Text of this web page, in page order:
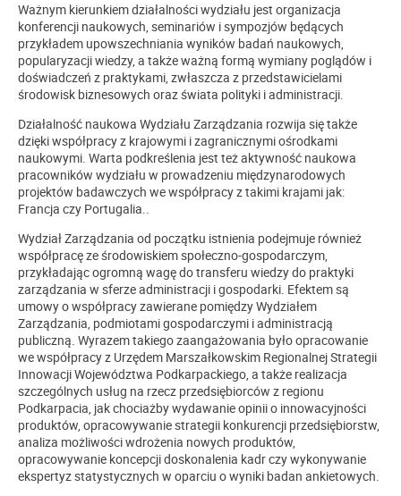
Ważnym kierunkiem działalności wydziału jest organizacja
konferencji naukowych, seminariów i sympozjów będących
przykładem upowszechniania wyników badań naukowych,
popularyzacji wiedzy, a także ważną formą wymiany poglądów i
doświadczeń z praktykami, zwłaszcza z przedstawicielami
środowisk biznesowych oraz świata polityki i administracji.
Działalność naukowa Wydziału Zarządzania rozwija się także
dzięki współpracy z krajowymi i zagranicznymi ośrodkami
naukowymi. Warta podkreślenia jest też aktywność naukowa
pracowników wydziału w prowadzeniu międzynarodowych
projektów badawczych we współpracy z takimi krajami jak:
Francja czy Portugalia..
Wydział Zarządzania od początku istnienia podejmuje również
współpracę ze środowiskiem społeczno-gospodarczym,
przykładając ogromną wagę do transferu wiedzy do praktyki
zarządzania w sferze administracji i gospodarki. Efektem są
umowy o współpracy zawierane pomiędzy Wydziałem
Zarządzania, podmiotami gospodarczymi i administracją
publiczną. Wyrazem takiego zaangażowania było opracowanie
we współpracy z Urzędem Marszałkowskim Regionalnej Strategii
Innowacji Województwa Podkarpackiego, a także realizacja
szczególnych usług na rzecz przedsiębiorców z regionu
Podkarpacia, jak chociażby wydawanie opinii o innowacyjności
produktów, opracowywanie strategii konkurencji przedsiębiorstw,
analiza możliwości wdrożenia nowych produktów,
opracowywanie koncepcji doskonalenia kadr czy wykonywanie
ekspertyz statystycznych w oparciu o wyniki badan ankietowych.